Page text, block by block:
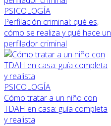
PSICOLOGÍA
Perfilación criminal: qué es,
cómo se realiza y qué hace un
perfilador criminal
PSICOLOGÍA
Cómo tratar a un niño con
TDAH en casa: guía completa
y realista